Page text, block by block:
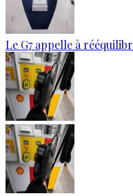
Le G7 appelle à